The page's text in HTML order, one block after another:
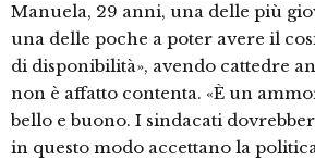
Manuela, 29 anni, una delle più
una delle poche a poter avere il
di disponibilità», avendo cattedre
non è affatto contenta. «È un
bello e buono. I sindacati
in questo modo accettano la